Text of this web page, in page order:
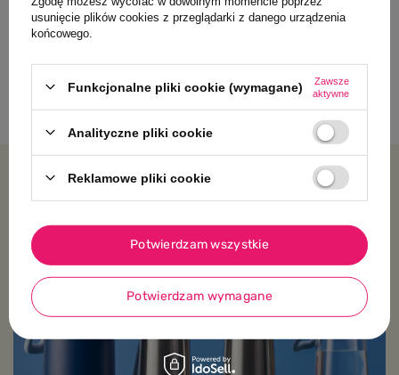
Topbright Logiczne Łamigłówki |
Edukacyjna gra karciana z kluczem
45,00 PLN
Platforma wiedzy
usunięcie plików cookies z przeglądarki z danego urządzenia
końcowego.
Funkcjonalne pliki cookie (wymagane)
Zawsze
aktywne
Analityczne pliki cookie
Reklamowe pliki cookie
Potwierdzam wymagane
Potwierdzam wszystkie